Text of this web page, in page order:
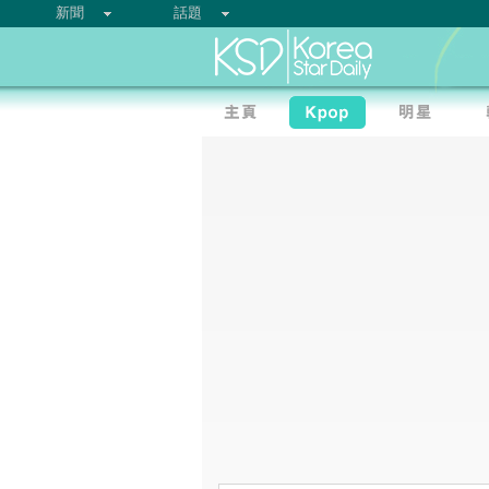
新聞 話題